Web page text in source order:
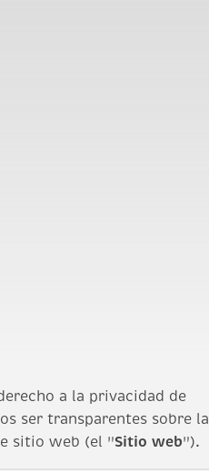
a la privacidad de
ser transparentes sobre la
sitio web (el "Sitio web").